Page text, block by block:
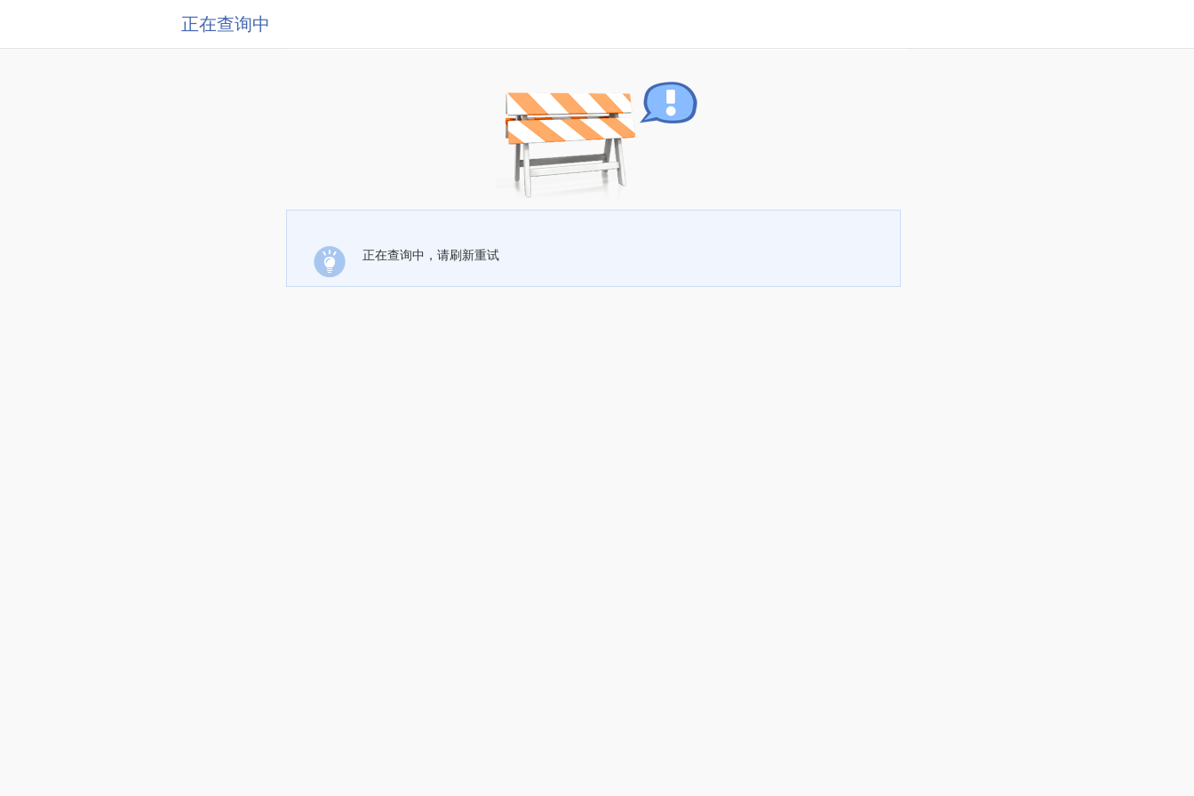
正在查询中
正在查询中，请刷新重试